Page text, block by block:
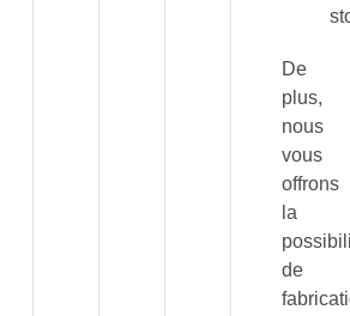
De
plus,
nous
vous
offrons
la
de